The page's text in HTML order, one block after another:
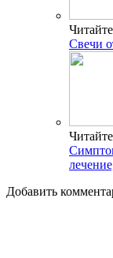
Свечи
Добавить